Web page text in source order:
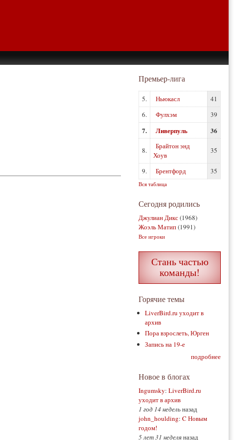
Премьер-лига
5. Ньюкасл
41
6.
Фулхэм 39
7. Ливерпуль 36
8.
Брайтон энд
Хоув
35
9. Брентфорд 35
Вся таблица
Сегодня родились
Джулиан Дикс(1968)
Жоэль Матип(1991)
Все игроки
Стань частью
команды!
Горячие темы
LiverBird.ru уходит в
архив
Пора взрослеть, Юрген
Запись на 19-е
подробнее
Новое в блогах
Ingumsky: LiverBird.ru
уходит в архив
1 год 14 недельназад
john_houlding: C Новым
годом!
5 лет 31 неделяназад